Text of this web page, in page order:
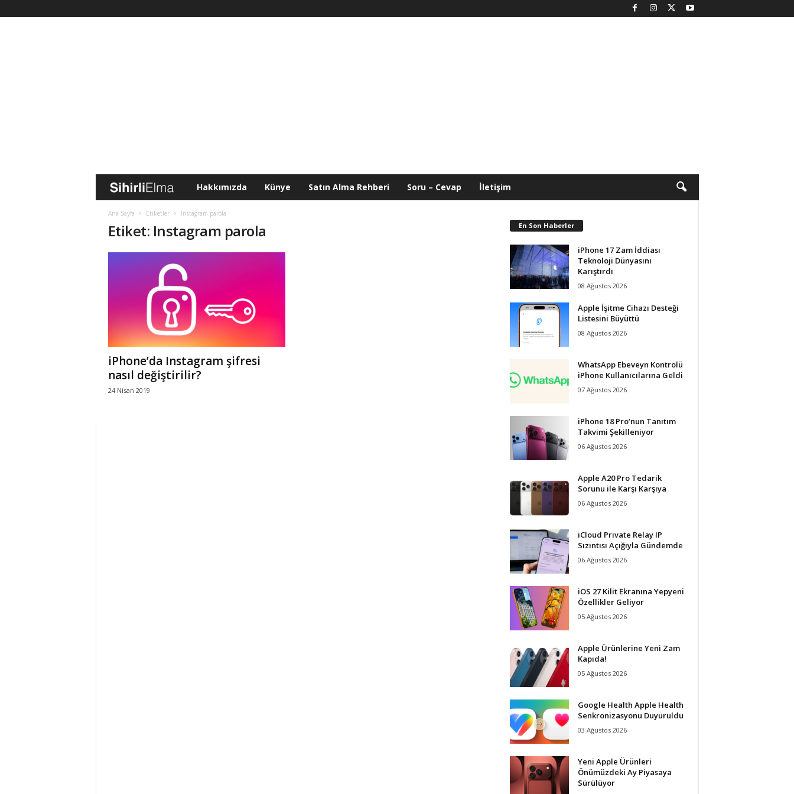
i
h
r
i
E
Hakkımızda Künye Satın Alma Rehberi Soru – Cevap İletişim
Ana Sayfa Etiketler Instagram parola
Etiket: Instagram parola
iPhone’da Instagram şifresi
nasıl değiştirilir?
24 Nisan 2019
En Son Haberler
iPhone 17 Zam İddiası
Teknoloji Dünyasını
Karıştırdı
08 Ağustos 2026
Apple İşitme Cihazı Desteği
Listesini Büyüttü
08 Ağustos 2026
WhatsApp Ebeveyn Kontrolü
iPhone Kullanıcılarına Geldi
07 Ağustos 2026
iPhone 18 Pro’nun Tanıtım
Takvimi Şekilleniyor
06 Ağustos 2026
Apple A20 Pro Tedarik
Sorunu ile Karşı Karşıya
06 Ağustos 2026
iCloud Private Relay IP
Sızıntısı Açığıyla Gündemde
06 Ağustos 2026
iOS 27 Kilit Ekranına Yepyeni
Özellikler Geliyor
05 Ağustos 2026
Apple Ürünlerine Yeni Zam
Kapıda!
05 Ağustos 2026
Google Health Apple Health
Senkronizasyonu Duyuruldu
03 Ağustos 2026
Yeni Apple Ürünleri
Önümüzdeki Ay Piyasaya
Sürülüyor